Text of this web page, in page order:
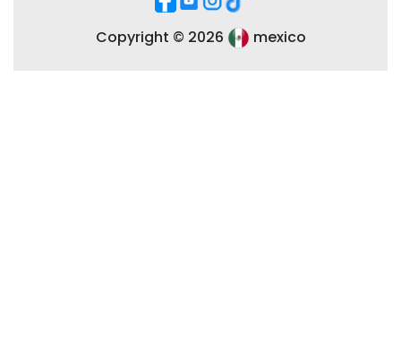
Copyright © 2026 mexico